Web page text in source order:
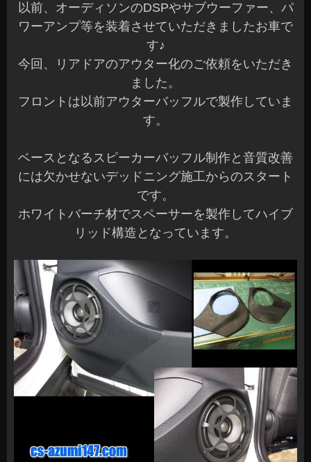
以前、オーディソンのDSPやサブウーファー、パ
ワーアンプ等を装着させていただきましたお車で
す♪
今回、リアドアのアウター化のご依頼をいただき
ました。
フロントは以前アウターバッフルで製作していま
す。
ベースとなるスピーカーバッフル制作と音質改善
には欠かせないデッドニング施工からのスタート
です。
ホワイトバーチ材でスペーサーを製作してハイブ
リッド構造となっています。